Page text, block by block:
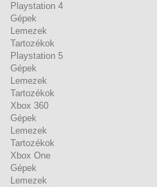
Playstation 4
Gépek
Lemezek
Tartozékok
Playstation 5
Gépek
Lemezek
Tartozékok
Xbox 360
Gépek
Lemezek
Tartozékok
Xbox One
Gépek
Lemezek